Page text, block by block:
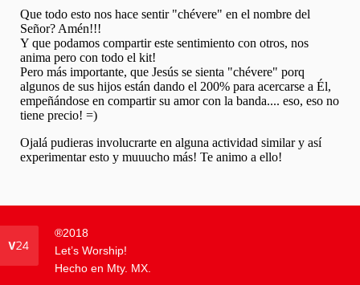
®2018
Let’s Worship!
Hecho en Mty. MX.